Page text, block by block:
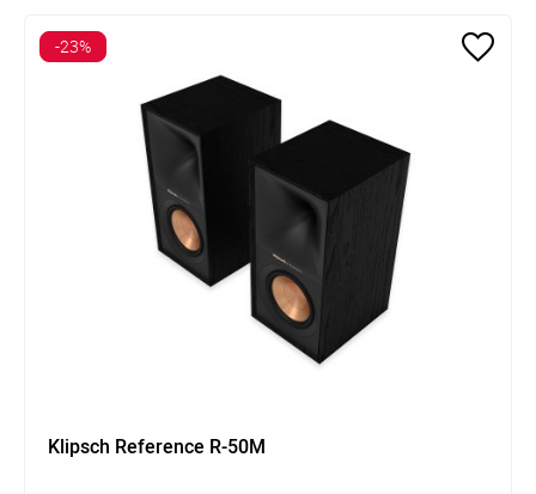
Klipsch Reference R-50M
-23%